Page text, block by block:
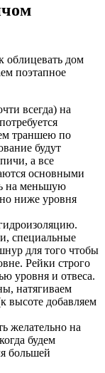
облицевать дом
поэтапное
всегда) на
траншею по
будут
а все
основными
на меньшую
ниже уровня
специальные
для того чтобы
Рейки строго
уровня и отвеса.
натягиваем
высоте добавляем
желательно на
будем
большей